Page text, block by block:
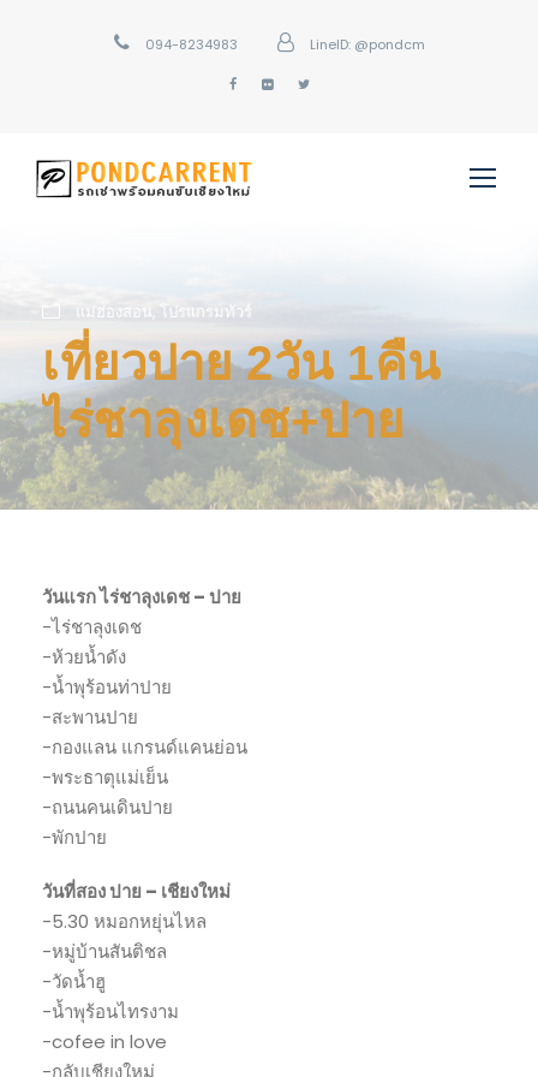
094-8234983 LineID: @pondcm
แม่ฮ่องสอน, โปรแกรมทัวร์
เที่ยวปาย 2วัน 1คืน
ไร่ชาลุงเดช+ปาย
วันแรก ไร่ชาลุงเดช – ปาย
-ไร่ชาลุงเดช
-ห้วยน้ำดัง
-น้ำพุร้อนท่าปาย
-สะพานปาย
-กองแลน แกรนด์แคนย่อน
-พระธาตุแม่เย็น
-ถนนคนเดินปาย
-พักปาย
วันที่สอง ปาย – เชียงใหม่
-5.30 หมอกหยุ่นไหล
-หมู่บ้านสันติชล
-วัดน้ำฮู
-น้ำพุร้อนไทรงาม
-cofee in love